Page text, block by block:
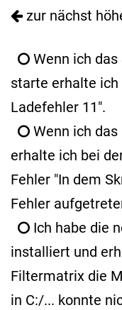
zur nächst
Wenn ich
starte erhalte ich
Ladefehler 11".
Wenn ich
erhalte ich bei
Fehler "In dem
Fehler
Ich habe die
installiert und
Filtermatrix die
in C:/... konnte